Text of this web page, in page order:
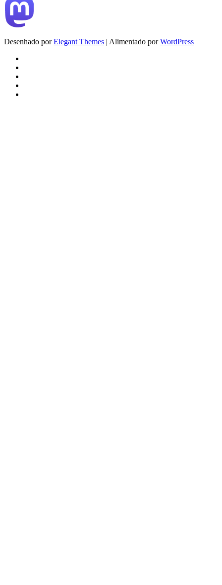
Desenhado porElegant Themes | Alimentado porWordPress